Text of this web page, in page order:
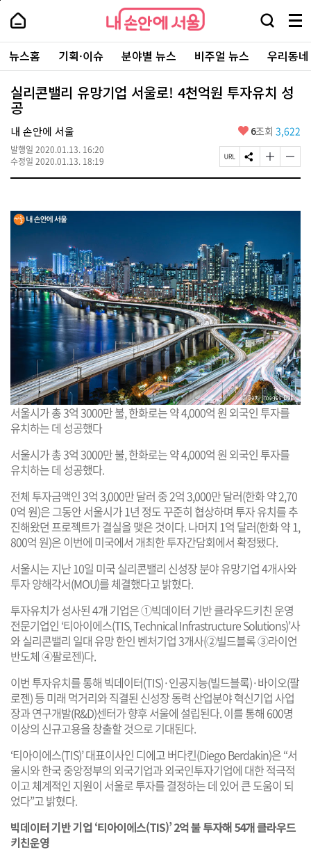
본
로
가
내
손
안
에
서
울
-
서
울
시
대
표
소
통
포
내
손
에
울
검
창
열
기
메
뉴
전
체
보
주
요
서
뉴스홈 기획·이슈 분야별 뉴스 비주얼 뉴스 우리동
실리콘밸리 유망기업 서울로! 4천억원 투자유치 성
공
내 손안에 서울
발행일 2020.01.13. 16:20
수정일 2020.01.13. 18:19
좋
요
6조회 3,622
페
이
R
S
N
유
글
자
크
하
기
글
자
작
하
기
서울시가 총 3억 3000만 불, 한화로는 약 4,000억 원 외국인 투자를
유치하는 데 성공했다
서울시가 총 3억 3000만 불, 한화로는 약 4,000억 원 외국인 투자를
유치하는 데 성공했다.
전체 투자금액인 3억 3,000만 달러 중 2억 3,000만 달러(한화 약 2,70
0억 원)은 그동안 서울시가 1년 정도 꾸준히 협상하며 투자 유치를 추
진해왔던 프로젝트가 결실을 맺은 것이다. 나머지 1억 달러(한화 약 1,
800억 원)은 이번에 미국에서 개최한 투자간담회에서 확정됐다.
서울시는 지난 10일 미국 실리콘밸리 신성장 분야 유망기업 4개사와
투자 양해각서(MOU)를 체결했다고 밝혔다.
투자유치가 성사된 4개 기업은 ①빅데이터 기반 클라우드키친 운영
전문기업인 ‘티아이에스(TIS, Technical Infrastructure Solutions)’사
와 실리콘밸리 일대 유망 한인 벤처기업 3개사(②빌드블록 ③라이언
반도체 ④팔로젠)다.
이번 투자유치를 통해 빅데이터(TIS)·인공지능(빌드블록)·바이오(팔
로젠) 등 미래 먹거리와 직결된 신성장 동력 산업분야 혁신기업 사업
장과 연구개발(R&D)센터가 향후 서울에 설립된다. 이를 통해 600명
이상의 신규고용을 창출할 것으로 기대된다.
‘티아이에스(TIS)’ 대표이사인 디에고 버다킨(Diego Berdakin)은 “서
울시와 한국 중앙정부의 외국기업과 외국인투자기업에 대한 적극적
이고 체계적인 지원이 서울로 투자를 결정하는 데 있어 큰 도움이 되
었다”고 밝혔다.
빅데이터 기반 기업 ‘티아이에스(TIS)’ 2억 불 투자해 54개 클라우드
키친운영
페
상
단
로